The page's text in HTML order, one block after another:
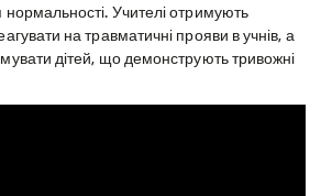
нормальності. Учителі отримують
на травматичні прояви в учнів, а
дітей, що демонструють тривожні